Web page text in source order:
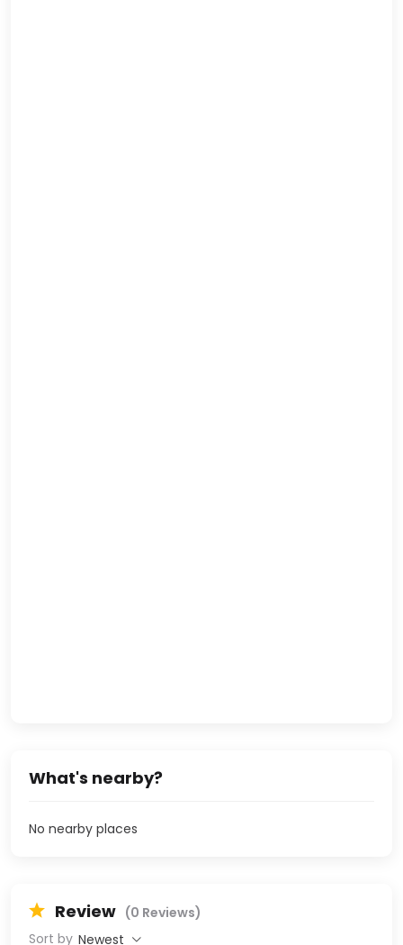
What's nearby?
No nearby places
Review (0 Reviews)
Sort by Newest